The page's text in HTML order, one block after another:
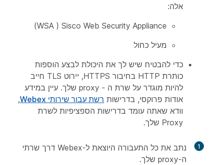
אלה:
Sisco Web Security Appliance ‏( WSA)
מעיל כחול
כדי להבטיח שיש לך את היכולת לבצע הוספות
כותרת HTTP בחיבור HTTPS, יירוט TLS חייב
להיות מוגדר על שרת ה - proxy שלך. עיין במידע
אודות פרוקסי, בדרישות רשת עבור שירותי Webex
,
וודא שאתה עומד בדרישות הספציפיות לשרת
Proxy שלך.
1
נתב את כל התעבורה היוצאת ל-Webex דרך שרתי
ה-proxy שלך.